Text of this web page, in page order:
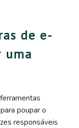
de e-
uma
poupar o
responsáveis